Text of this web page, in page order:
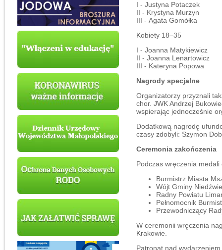
I - Justyna Potaczek
II - Krystyna Murzyn
III - Agata Gomółka
Kobiety 18–35
I - Joanna Matykiewicz
II - Joanna Lenartowicz
III - Kateryna Popowa
Nagrody specjalne
Organizatorzy przyznali
chor. JWK Andrzej
wspierając jednocześnie
Dodatkową nagrodę
czasy zdobyli: Szymon
Ceremonia zakończenia
Podczas wręczenia
Burmistrz Miasta
Wójt Gminy
Radny Powiatu
Pełnomocnik
Przewodniczący
W ceremonii wręczenia
Krakowie.
Patronat nad